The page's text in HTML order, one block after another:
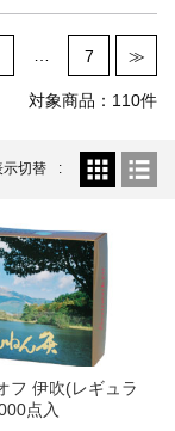
… 7 ≫
対象商品：110件
示切替
フ 伊吹(レギュラ
点入